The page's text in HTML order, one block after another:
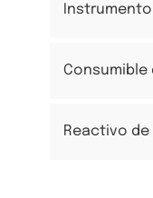
Reactivo